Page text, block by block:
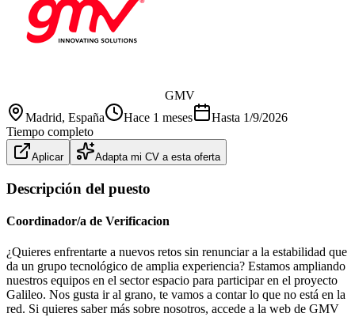
GMV
Madrid, España Hace 1 meses Hasta 1/9/2026
Tiempo completo
Aplicar Adapta mi CV a esta oferta
Descripción del puesto
Coordinador/a de Verificacion
¿Quieres enfrentarte a nuevos retos sin renunciar a la estabilidad que
da un grupo tecnológico de amplia experiencia? Estamos ampliando
nuestros equipos en el sector espacio para participar en el proyecto
Galileo. Nos gusta ir al grano, te vamos a contar lo que no está en la
red. Si quieres saber más sobre nosotros, accede a la web de GMV